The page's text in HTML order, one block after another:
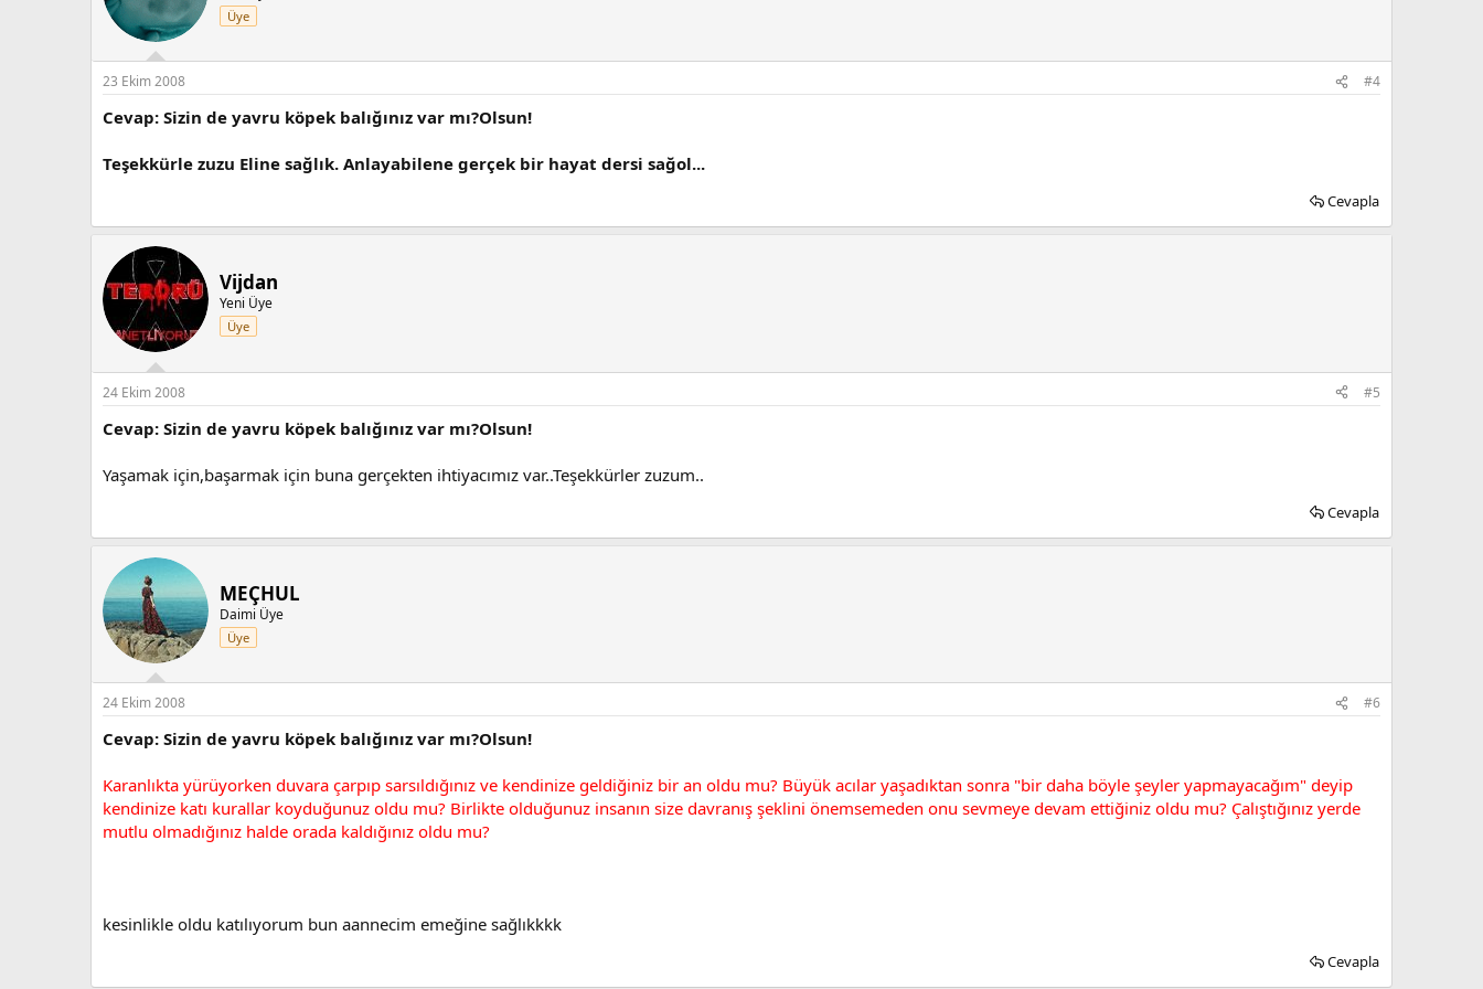
Üye
23 Ekim 2008 #4
Cevap: Sizin de yavru köpek balığınız var mı?Olsun!
Teşekkürle zuzu Eline sağlık. Anlayabilene gerçek bir hayat dersi sağol...
Cevapla
Vijdan
Yeni Üye
Üye
24 Ekim 2008 #5
Cevap: Sizin de yavru köpek balığınız var mı?Olsun!
Yaşamak için,başarmak için buna gerçekten ihtiyacımız var..Teşekkürler zuzum..
Cevapla
MEÇHUL
Daimi Üye
Üye
24 Ekim 2008 #6
Cevap: Sizin de yavru köpek balığınız var mı?Olsun!
Karanlıkta yürüyorken duvara çarpıp sarsıldığınız ve kendinize geldiğiniz bir an oldu mu? Büyük acılar yaşadıktan sonra "bir daha böyle şeyler yapmayacağım" deyip
kendinize katı kurallar koyduğunuz oldu mu? Birlikte olduğunuz insanın size davranış şeklini önemsemeden onu sevmeye devam ettiğiniz oldu mu? Çalıştığınız yerde
mutlu olmadığınız halde orada kaldığınız oldu mu?
kesinlikle oldu katılıyorum bun aannecim emeğine sağlıkkkk
Cevapla